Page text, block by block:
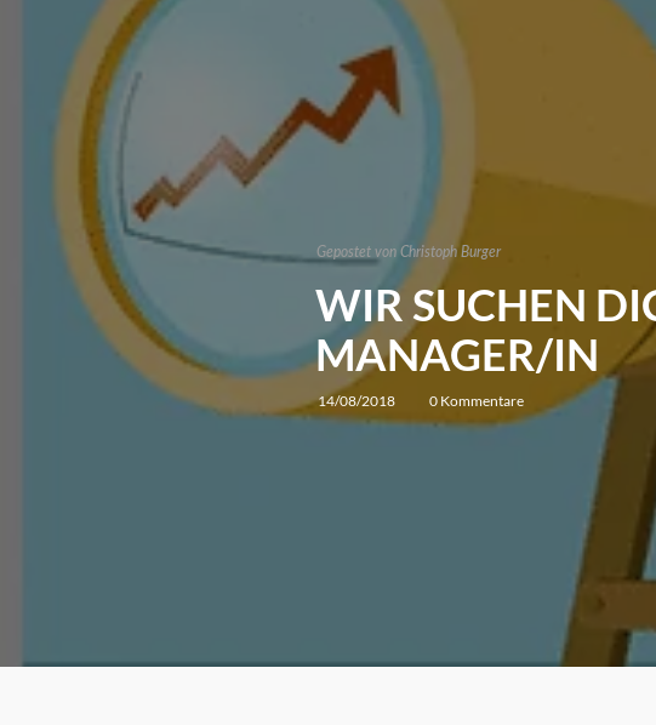
WIR SUCHEN
MANAGER/IN
14/08/2018 0 Kommentare
Gepostet von Christoph Burger